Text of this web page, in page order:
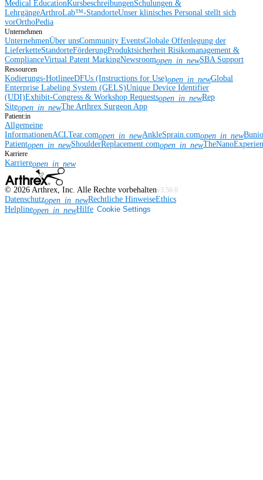
Medical EducationKursbeschreibungenSchulungen &
LehrgängeArthroLab™-StandorteUnser klinisches Personal stellt sich
vorOrthoPedia
Unternehmen
UnternehmenÜber unsCommunity EventsGlobale Offenlegung der
LieferketteStandorteFörderungProduktsicherheit Risikomanagement &
ComplianceVirtual Patent MarkingNewsroomopen_in_newSBA Support
Ressourcen
Kodierungs-HotlineeDFUs (Instructions for Use)open_in_newGlobal
Enterprise Labeling System (GELS)Unique Device Identifier
(UDI)Exhibit-Congress & Workshop Requestsopen_in_newRep
Siteopen_in_newThe Arthrex Surgeon App
Patient:in
Allgemeine
InformationenACLTear.comopen_in_newAnkleSprain.comopen_in_new
Patientopen_in_newShoulderReplacement.comopen_in_new
Karriere
Karriereopen_in_new
© 2026 Arthrex, Inc. Alle Rechte vorbehaltenv3.56.0
Datenschutzopen_in_newRechtliche HinweiseEthics
Helplineopen_in_newHilfe Cookie Settings